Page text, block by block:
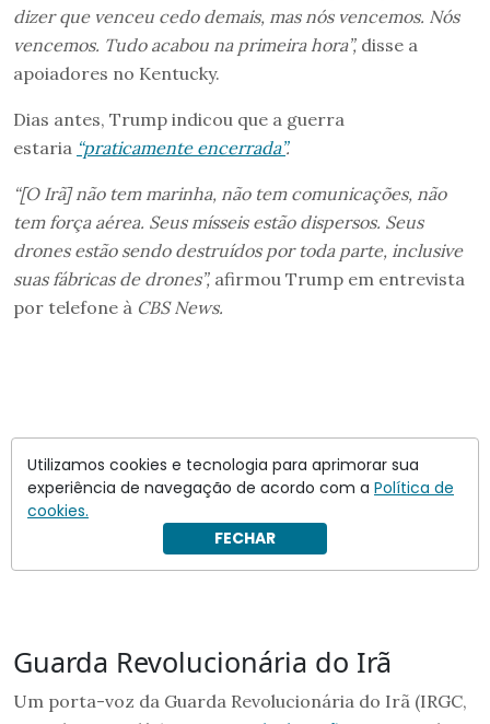
dizer que venceu cedo demais, mas nós vencemos. Nós
vencemos. Tudo acabou na primeira hora”, disse a
apoiadores no Kentucky.
Dias antes, Trump indicou que a guerra
estaria “praticamente encerrada”.
“[O Irã] não tem marinha, não tem comunicações, não
tem força aérea. Seus mísseis estão dispersos. Seus
drones estão sendo destruídos por toda parte, inclusive
suas fábricas de drones”, afirmou Trump em entrevista
por telefone à CBS News.
Guarda Revolucionária do Irã
Um porta-voz da Guarda Revolucionária do Irã (IRGC,
Utilizamos cookies e tecnologia para aprimorar sua
experiência de navegação de acordo com a Política de
cookies.
FECHAR